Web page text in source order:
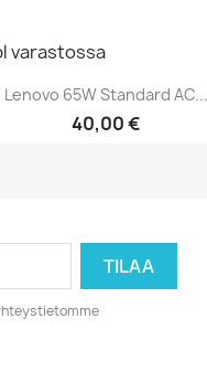
varastossa
Lenovo 65W Standard AC...
Hinta
40,00 €